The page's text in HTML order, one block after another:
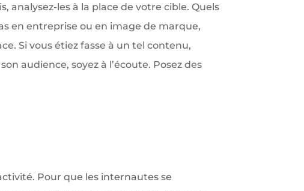
analysez-les à la place de votre cible. Quels
en entreprise ou en image de marque,
Si vous étiez fasse à un tel contenu,
audience, soyez à l’écoute. Posez des
Pour que les internautes se